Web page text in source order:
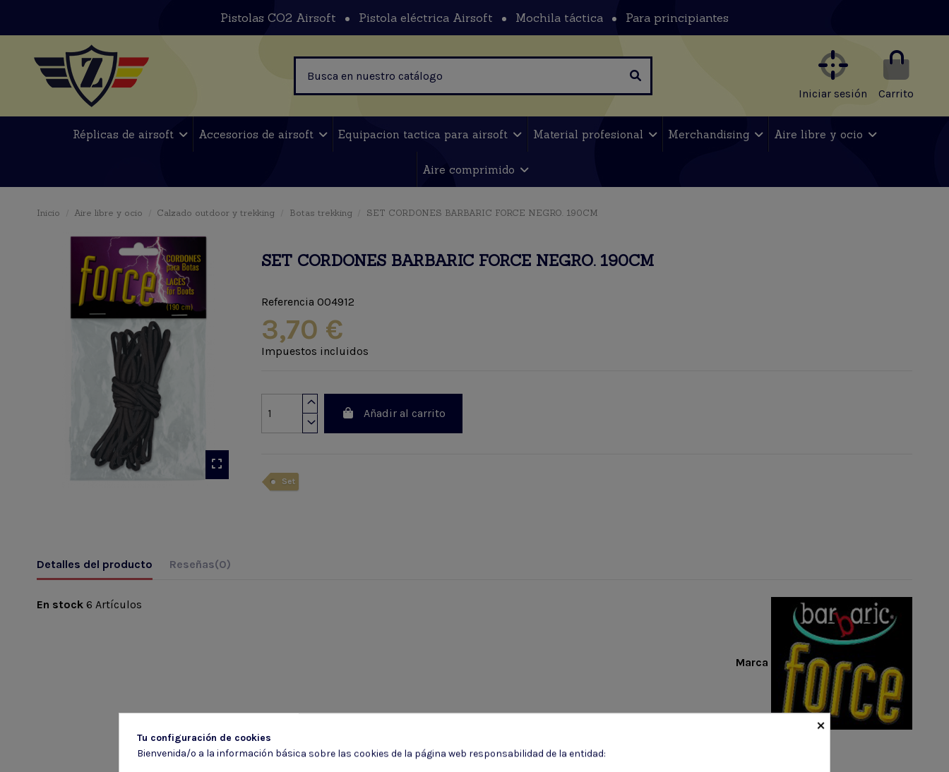
Pistolas CO2 Airsoft Pistola eléctrica Airsoft Mochila táctica Para principiantes
Iniciar sesión Carrito
Réplicas de airsoft Accesorios de airsoft Equipacion tactica para airsoft Material profesional Merchandising Aire libre y ocio
Aire comprimido
Inicio Aire libre y ocio Calzado outdoor y trekking Botas trekking SET CORDONES BARBARIC FORCE NEGRO. 190CM
SET CORDONES BARBARIC FORCE NEGRO. 190CM
Referencia 004912
3,70 €
Impuestos incluidos
Añadir al carrito
Set
Detalles del producto Reseñas(0)
Marca
En stock 6 Artículos
×
Tu configuración de cookies
Bienvenida/o a la información básica sobre las cookies de la página web responsabilidad de la entidad: